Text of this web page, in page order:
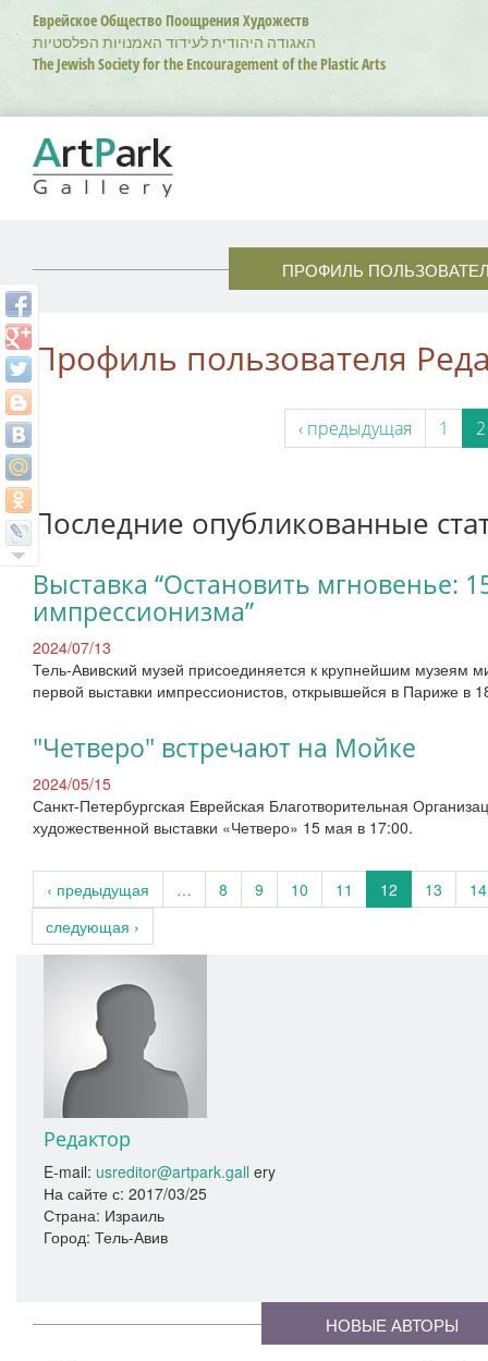
Перейти
основному
содержанию
Еврейское Общество Поощрения Художеств
האגודה היהודית לעידוד האמנויות הפלסטיות
The Jewish Society for the Encouragement of the Plastic Arts
ПРОФИЛЬ
Профиль пользователя
‹ предыдущая 1 2
Последние опубликованные
Выставка “Остановить мгновенье:
импрессионизма”
2024/07/13
Тель-Авивский музей присоединяется к крупнейшим музеям
первой выставки импрессионистов, открывшейся в Париже в
"Четверо" встречают на Мойке
2024/05/15
Санкт-Петербургская Еврейская Благотворительная
художественной выставки «Четверо» 15 мая в 17:00.
‹ предыдущая … 8 9 10 11 12 13
14
следующая ›
Редактор
E-mail: usreditor@artpark.gall ery
На сайте с: 2017/03/25
Страна: Израиль
Город: Тель-Авив
НОВЫЕ АВТОРЫ